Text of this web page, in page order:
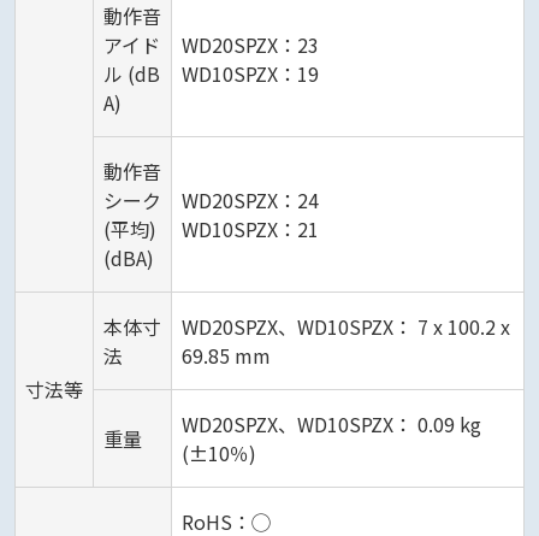
動作音
アイド
ル (dB
A)
WD20SPZX：23
WD10SPZX：19
動作音
シーク
(平均)
(dBA)
WD20SPZX：24
WD10SPZX：21
寸法等
本体寸
法
WD20SPZX、WD10SPZX： 7 x 100.2 x
69.85 mm
重量
WD20SPZX、WD10SPZX： 0.09 kg
(±10％)
RoHS：◯